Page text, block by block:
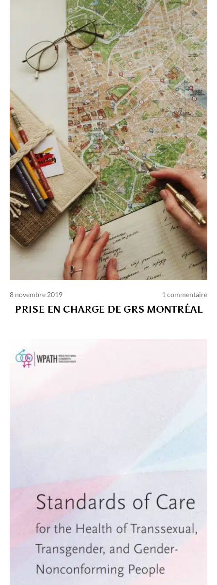
8 novembre 2019 1 commentaire
PRISE EN CHARGE DE GRS MONTRÉAL